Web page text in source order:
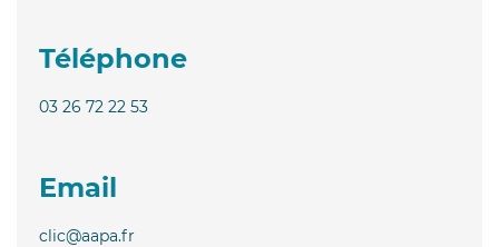
Téléphone
03 26 72 22 53
Email
clic@aapa.fr